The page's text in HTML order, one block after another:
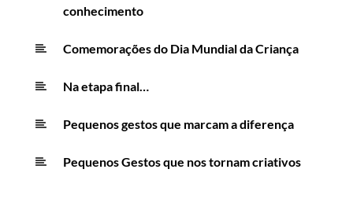
conhecimento
Comemorações do Dia Mundial da Criança
Na etapa final…
Pequenos gestos que marcam a diferença
Pequenos Gestos que nos tornam criativos